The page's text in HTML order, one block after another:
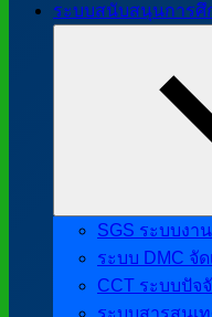
ระบบสนับสนุนการศึ
SGS ระบบงา
ระบบ DMC จั
CCT ระบบปัจ
ระบบสารสน